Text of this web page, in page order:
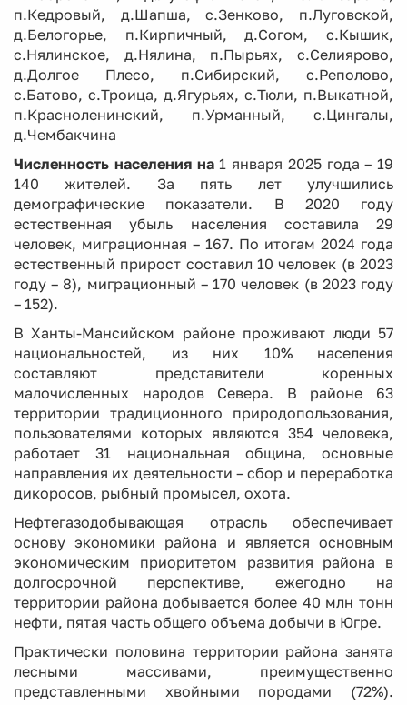
п.Кедровый, д.Шапша, с.Зенково, п.Луговской,
д.Белогорье, п.Кирпичный, д.Согом, с.Кышик,
с.Нялинское, д.Нялина, п.Пырьях, с.Селиярово,
д.Долгое Плесо, п.Сибирский, с.Реполово,
с.Батово, с.Троица, д.Ягурьях, с.Тюли, п.Выкатной,
п.Красноленинский, п.Урманный, с.Цингалы,
д.Чембакчина
Численность населения на1 января 2025 года – 19
140 жителей. За пять лет улучшились
демографические показатели. В 2020 году
естественная убыль населения составила 29
человек, миграционная – 167. По итогам 2024 года
естественный прирост составил 10 человек (в 2023
году – 8), миграционный – 170 человек (в 2023 году
– 152).
В Ханты-Мансийском районе проживают люди 57
национальностей, из них 10% населения
составляют представители коренных
малочисленных народов Севера. В районе 63
территории традиционного природопользования,
пользователями которых являются 354 человека,
работает 31 национальная община, основные
направления их деятельности – сбор и переработка
дикоросов, рыбный промысел, охота.
Нефтегазодобывающая отрасль обеспечивает
основу экономики района и является основным
экономическим приоритетом развития района в
долгосрочной перспективе, ежегодно на
территории района добывается более 40 млн тонн
нефти, пятая часть общего объема добычи в Югре.
Практически половина территории района занята
лесными массивами, преимущественно
представленными хвойными породами (72%).